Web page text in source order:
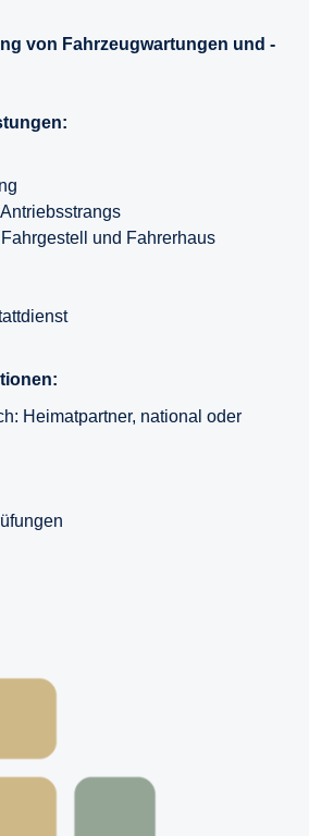
von Fahrzeugwartungen und -
und Fahrerhaus
Heimatpartner, national oder